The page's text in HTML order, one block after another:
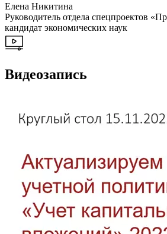
Елена Никитина
Руководитель отдела спецпроектов
кандидат экономических наук
Видеозапись